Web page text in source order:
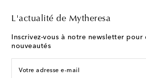
L'actualité de Mytheresa
Inscrivez-vous à notre newsletter pour
nouveautés
Votre adresse e-mail